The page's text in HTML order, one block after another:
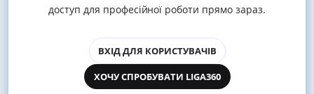
доступ для професійної роботи прямо зараз.
ВХІД ДЛЯ КОРИСТУВАЧІВ
ХОЧУ СПРОБУВАТИ LIGA360